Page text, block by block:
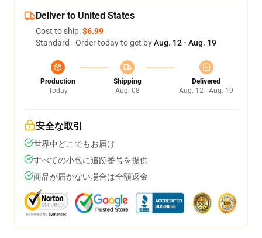
Deliver to United States
Cost to ship:$6.99
Standard - Order today to get byAug. 12 - Aug. 19
Production
Today
Shipping
Aug. 08
Delivered
Aug. 12 - Aug. 19
安全な取引
世界中どこでもお届け
すべての小包に追跡番号を提供
商品が届かない場合は全額返金